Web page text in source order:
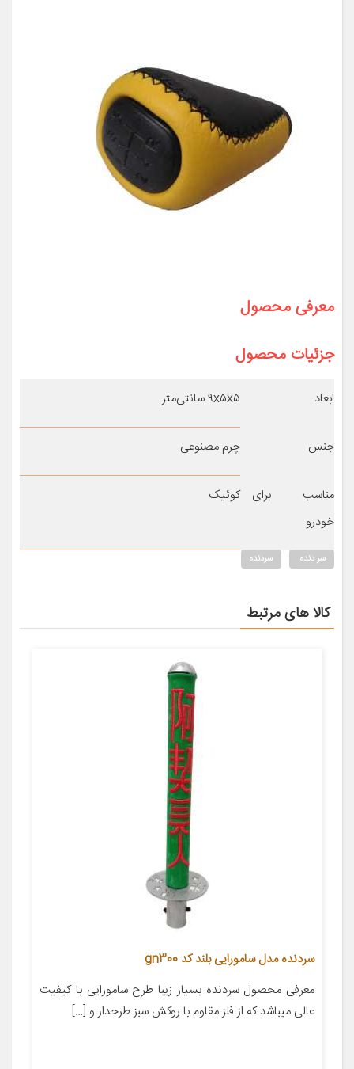
معرفی محصول
جزئیات محصول
ابعاد ۹x۵x۵ سانتی‌متر
جنس چرم مصنوعی
مناسب برای
خودرو
کوئیک
سر دنده سردنده
کالا های مرتبط
سردنده مدل سامورایی بلند کد gn300
معرفی محصول سردنده بسیار زیبا طرح سامورایی با کیفیت
عالی میباشد که از فلز مقاوم با روکش سبز طرحدار و […]